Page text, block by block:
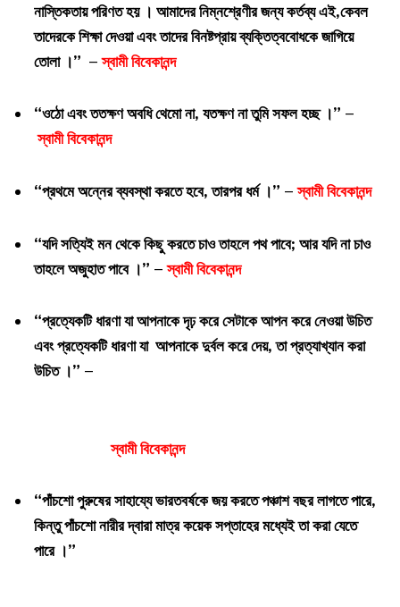
নাস্তিকতায় পরিণত হয় । আমাদের নিম্নশ্রেণীর জন্য কর্তব্য এই,কেবল
তাদেরকে শিক্ষা দেওয়া এবং তাদের বিনষ্টপ্রায় ব্যক্তিত্ববোধকে জাগিয়ে
তোলা ।” –স্বামী বিবেকানন্দ
“ওঠো এবং ততক্ষণ অবধি থেমো না, যতক্ষণ না তুমি সফল হচ্ছ ।” –
স্বামী বিবেকানন্দ
“প্রথমে অন্নের ব্যবস্থা করতে হবে, তারপর ধর্ম ।” –স্বামী বিবেকানন্দ
“যদি সত্যিই মন থেকে কিছু করতে চাও তাহলে পথ পাবে; আর যদি না চাও
তাহলে অজুহাত পাবে ।” –স্বামী বিবেকানন্দ
“প্রত্যেকটি ধারণা যা আপনাকে দৃঢ় করে সেটাকে আপন করে নেওয়া উচিত
এবং প্রত্যেকটি ধারণা যা আপনাকে দুর্বল করে দেয়, তা প্রত্যাখ্যান করা
উচিত ।” –
স্বামী বিবেকানন্দ
“পাঁচশো পুরুষের সাহায্যে ভারতবর্ষকে জয় করতে পঞ্চাশ বছর লাগতে পারে,
কিন্তু পাঁচশো নারীর দ্বারা মাত্র কয়েক সপ্তাহের মধ্যেই তা করা যেতে
পারে ।”